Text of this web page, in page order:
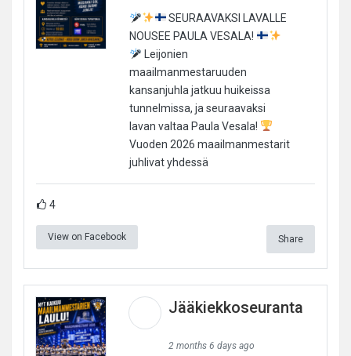
SEURAAVAKSI LAVALLE
NOUSEE PAULA VESALA!
Leijonien
maailmanmestaruuden
kansanjuhla jatkuu huikeissa
tunnelmissa, ja seuraavaksi
lavan valtaa Paula Vesala!
Vuoden 2026 maailmanmestarit
juhlivat yhdessä
4
View on Facebook Share
Jääkiekkoseuranta
2 months 6 days ago